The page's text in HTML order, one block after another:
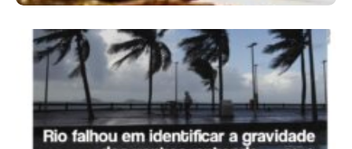
Ano X – Número 366 01 A 07 De Agosto De
2026